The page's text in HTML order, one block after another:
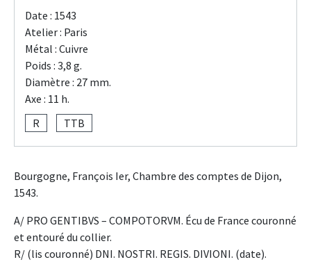
Date : 1543
Atelier : Paris
Métal : Cuivre
Poids : 3,8 g.
Diamètre : 27 mm.
Axe : 11 h.
R
TTB
Bourgogne, François Ier, Chambre des comptes de Dijon,
1543.
A/ PRO GENTIBVS – COMPOTORVM. Écu de France couronné
et entouré du collier.
R/ (lis couronné) DNI. NOSTRI. REGIS. DIVIONI. (date).